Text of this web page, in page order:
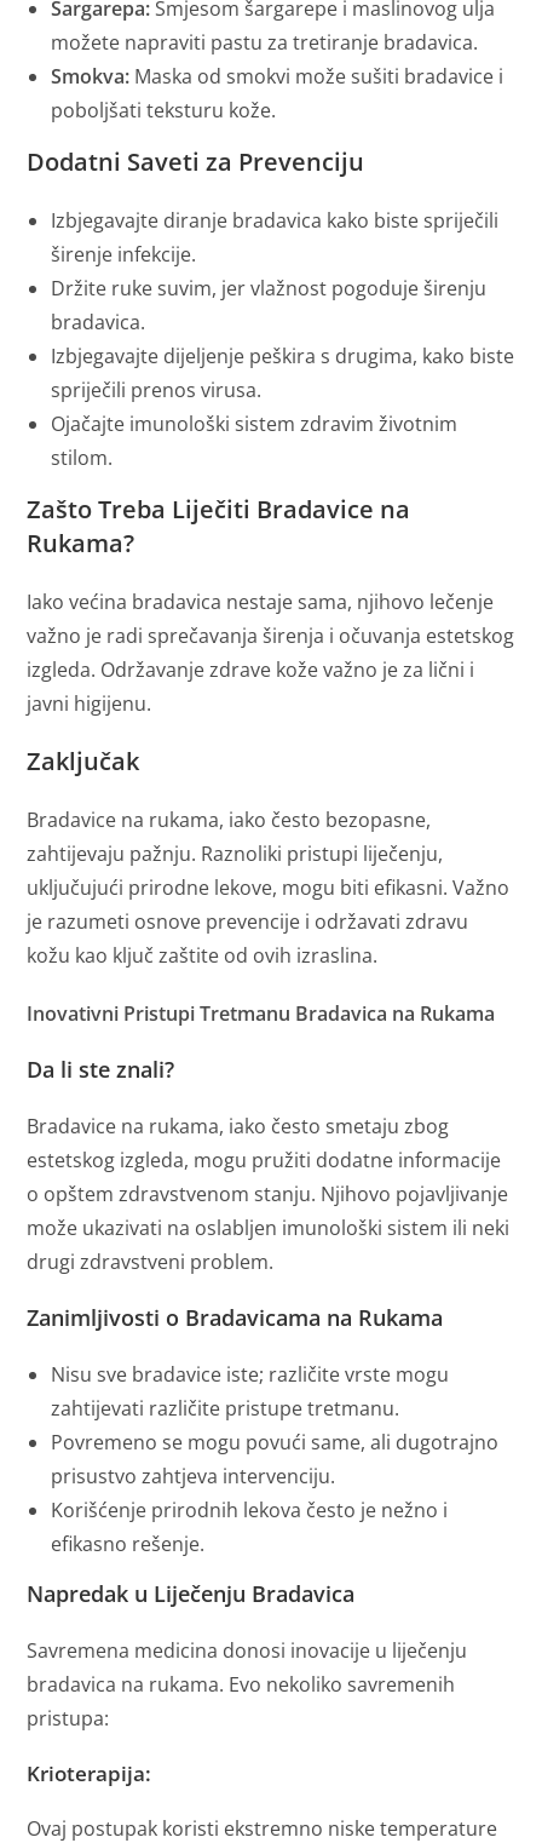
Šargarepa:Smjesom šargarepe i maslinovog ulja
možete napraviti pastu za tretiranje bradavica.
Smokva: Maska od smokvi može sušiti bradavice i
poboljšati teksturu kože.
Dodatni Saveti za Prevenciju
Izbjegavajte diranje bradavica kako biste spriječili
širenje infekcije.
Držite ruke suvim, jer vlažnost pogoduje širenju
bradavica.
Izbjegavajte dijeljenje peškira s drugima, kako biste
spriječili prenos virusa.
Ojačajte imunološki sistem zdravim životnim
stilom.
Zašto Treba Liječiti Bradavice na
Rukama?
Iako većina bradavica nestaje sama, njihovo lečenje
važno je radi sprečavanja širenja i očuvanja estetskog
izgleda. Održavanje zdrave kože važno je za lični i
javni higijenu.
Zaključak
Bradavice na rukama, iako često bezopasne,
zahtijevaju pažnju. Raznoliki pristupi liječenju,
uključujući prirodne lekove, mogu biti efikasni. Važno
je razumeti osnove prevencije i održavati zdravu
kožu kao ključ zaštite od ovih izraslina.
Inovativni Pristupi Tretmanu Bradavica na Rukama
Da li ste znali?
Bradavice na rukama, iako često smetaju zbog
estetskog izgleda, mogu pružiti dodatne informacije
o opštem zdravstvenom stanju. Njihovo pojavljivanje
može ukazivati na oslabljen imunološki sistem ili neki
drugi zdravstveni problem.
Zanimljivosti o Bradavicama na Rukama
Nisu sve bradavice iste; različite vrste mogu
zahtijevati različite pristupe tretmanu.
Povremeno se mogu povući same, ali dugotrajno
prisustvo zahtjeva intervenciju.
Korišćenje prirodnih lekova često je nežno i
efikasno rešenje.
Napredak u Liječenju Bradavica
Savremena medicina donosi inovacije u liječenju
bradavica na rukama. Evo nekoliko savremenih
pristupa:
Krioterapija:
Ovaj postupak koristi ekstremno niske temperature